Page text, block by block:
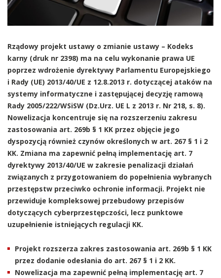
Rządowy projekt ustawy o zmianie ustawy – Kodeks
karny (druk nr 2398) ma na celu wykonanie prawa UE
poprzez wdrożenie dyrektywy Parlamentu Europejskiego
i Rady (UE) 2013/40/UE z 12.8.2013 r. dotyczącej ataków na
systemy informatyczne i zastępującej decyzję ramową
Rady 2005/222/WSiSW (Dz.Urz. UE L z 2013 r. Nr 218, s. 8).
Nowelizacja koncentruje się na rozszerzeniu zakresu
zastosowania art. 269b § 1 KK przez objęcie jego
dyspozycją również czynów określonych w art. 267 § 1 i 2
KK. Zmiana ma zapewnić pełną implementację art. 7
dyrektywy 2013/40/UE w zakresie penalizacji działań
związanych z przygotowaniem do popełnienia wybranych
przestępstw przeciwko ochronie informacji. Projekt nie
przewiduje kompleksowej przebudowy przepisów
dotyczących cyberprzestępczości, lecz punktowe
uzupełnienie istniejących regulacji KK.
Projekt rozszerza zakres zastosowania art. 269b § 1 KK
przez dodanie odesłania do art. 267 § 1 i 2 KK.
Nowelizacja ma zapewnić pełną implementację art. 7